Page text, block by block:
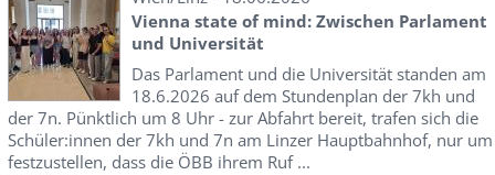
Vienna state of mind: Zwischen Parlament
und Universität
Das Parlament und die Universität standen am
18.6.2026 auf dem Stundenplan der 7kh und
der 7n. Pünktlich um 8 Uhr - zur Abfahrt bereit, trafen sich die
Schüler:innen der 7kh und 7n am Linzer Hauptbahnhof, nur um
festzustellen, dass die ÖBB ihrem Ruf ...